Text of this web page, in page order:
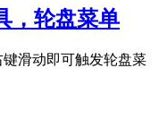
，轮盘菜单
键滑动即可触发轮盘菜